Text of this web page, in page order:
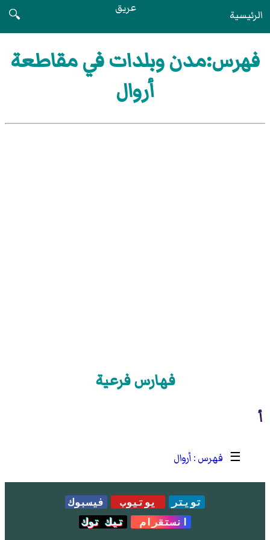
الرئيسية عريق
🔍
فهرس:مدن وبلدات في مقاطعة
أروال
فهارس فرعية
أ
☰ أروال
تويتر يوتيوب
فيسبوك
انستقرام
تيك توك